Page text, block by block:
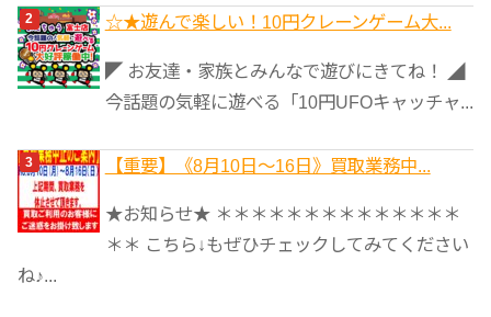
☆★遊んで楽しい！10円クレーンゲーム大...
◤ お友達・家族とみんなで遊びにきてね！ ◢
今話題の気軽に遊べる「10円UFOキャッチャ...
【重要】《8月10日～16日》買取業務中...
★お知らせ★ ＊＊＊＊＊＊＊＊＊＊＊＊＊＊
＊＊ こちら↓もぜひチェックしてみてください
ね♪...